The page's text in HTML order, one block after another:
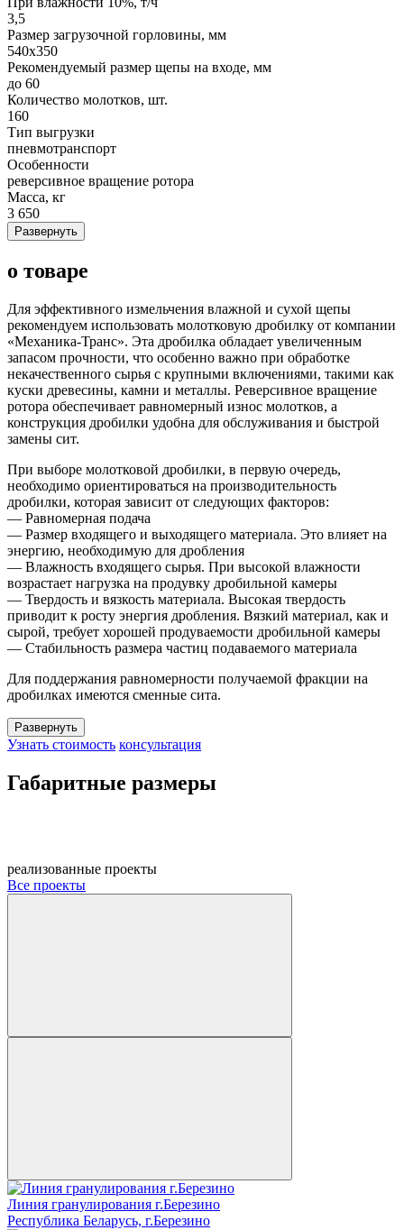
3,5
Размер загрузочной горловины, мм
540х350
Рекомендуемый размер щепы на входе, мм
до 60
Количество молотков, шт.
160
Тип выгрузки
пневмотранспорт
Особенности
реверсивное вращение ротора
Масса, кг
3 650
Развернуть
о товаре
Для эффективного измельчения влажной и сухой щепы
рекомендуем использовать молотковую дробилку от компании
«Механика-Транс». Эта дробилка обладает увеличенным
запасом прочности, что особенно важно при обработке
некачественного сырья с крупными включениями, такими как
куски древесины, камни и металлы. Реверсивное вращение
ротора обеспечивает равномерный износ молотков, а
конструкция дробилки удобна для обслуживания и быстрой
замены сит.
При выборе молотковой дробилки, в первую очередь,
необходимо ориентироваться на производительность
дробилки, которая зависит от следующих факторов:
— Равномерная подача
— Размер входящего и выходящего материала. Это влияет на
энергию, необходимую для дробления
— Влажность входящего сырья. При высокой влажности
возрастает нагрузка на продувку дробильной камеры
— Твердость и вязкость материала. Высокая твердость
приводит к росту энергия дробления. Вязкий материал, как и
сырой, требует хорошей продуваемости дробильной камеры
— Стабильность размера частиц подаваемого материала
Для поддержания равномерности получаемой фракции на
дробилках имеются сменные сита.
Развернуть
Узнать стоимость консультация
Габаритные размеры
реализованные проекты
Все проекты
Линия гранулирования г.Березино
Республика Беларусь, г.Березино